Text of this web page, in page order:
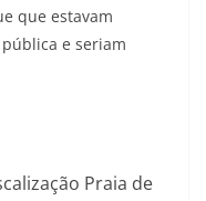
que estavam
e seriam
Praia de